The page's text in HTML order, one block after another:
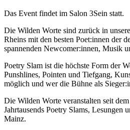
Das Event findet im Salon 3Sein statt.
Die Wilden Worte sind zurück in
Rheins mit den besten Poet:innen der
spannenden Newcomer:innen, Musik
Poetry Slam ist die höchste Form der
Punshlines, Pointen und Tiefgang,
möglich und wer die Bühne als
Die Wilden Worte veranstalten seit
Jahrtausends Poetry Slams, Lesungen
Mainz.